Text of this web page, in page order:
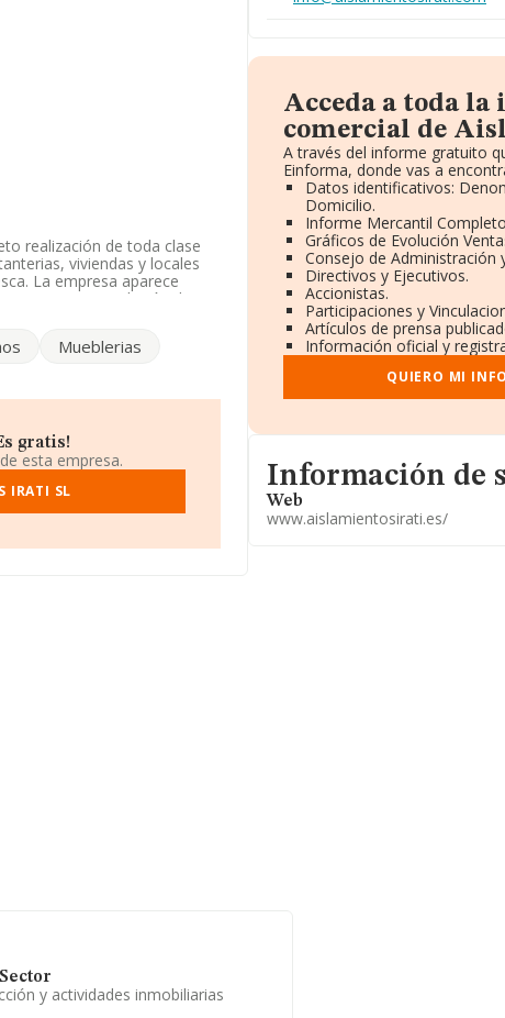
realización de toda clase
viviendas y locales
La empresa aparece
4332 - 'Instalación de
cuenta la información a
en Calle M (pol Ind
Navarra.
al sector, la
la información de la
Mueblerias
gratis!
esta empresa.
IRATI SL
Acceda a toda
comercial de
A través del informe gratuito
Einforma, donde vas a
Datos identificativos:
Domicilio.
Informe Mercantil
Gráficos de Evolución
Consejo de Administración
Directivos y Ejecutivos.
Accionistas.
Participaciones y
Artículos de prensa
Información oficial y
QUIERO MI
Informacion de su página
Información de
Web
www.aislamientosirati.es/
y actividades inmobiliarias